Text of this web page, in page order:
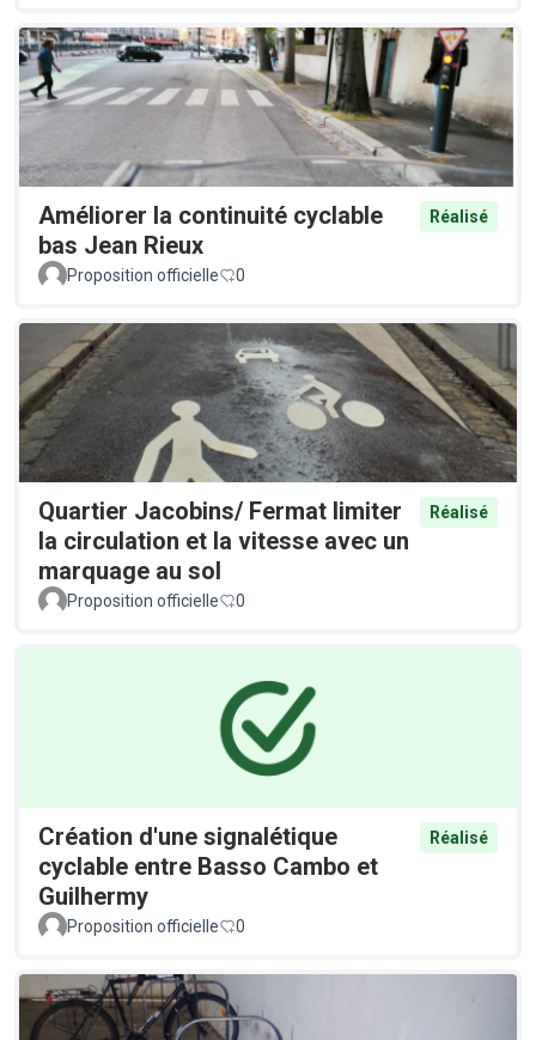
Améliorer la continuité cyclable
bas Jean Rieux
Réalisé
Proposition officielle 0
Quartier Jacobins/ Fermat limiter
la circulation et la vitesse avec un
marquage au sol
Réalisé
Proposition officielle 0
Création d'une signalétique
cyclable entre Basso Cambo et
Guilhermy
Réalisé
Proposition officielle 0